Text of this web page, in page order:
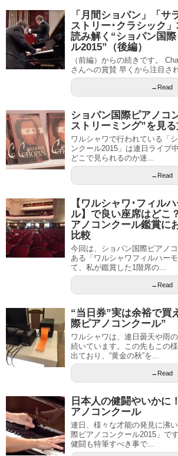
「月間ショパン」「サ
ストリー･クラシック
読み解く“ショパン国
ル2015”（後編）
（前編）からの続きです。
さんへの賞賛 早くから注目さ
→Read
ショパン国際ピアノコ
ストリーミング”を見
ワルシャワで行われている「
ンクール2015」は連日ライブ
どこで見られるのか迷...
→Read
【ワルシャワ･フィル
ル】で良い座席はどこ
アノコンクール鑑賞に
比較
今回は、ショパン国際ピアノ
ある「ワルシャワフィルハー
て、私が鑑賞した1階席の...
→Read
“当日券”実は余裕で買
際ピアノコンクール”
ワルシャワは、連日曇天や雨
続いています。この先もこの
出ており、“黄金の秋”を...
→Read
日本人の健闘やいかに
アノコンクール
連日、様々な才能の発見に沸
際ピアノコンクール2015」で
健闘も特筆すべき事で...